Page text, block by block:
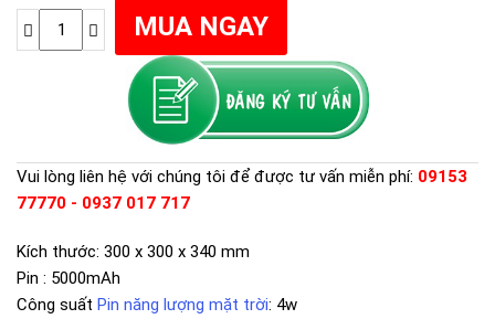
Vui lòng liên hệ với chúng tôi để được tư vấn miễn phí: 09153
77770 - 0937 017 717
Kích thước: 300 x 300 x 340 mm
Pin : 5000mAh
Công suất Pin năng lượng mặt trời: 4w